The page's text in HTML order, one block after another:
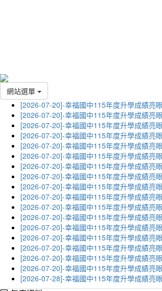
網站選單
[2026-07-20]-幸福國中115年度升學成績亮
[2026-07-20]-幸福國中115年度升學成績亮
[2026-07-20]-幸福國中115年度升學成績亮
[2026-07-20]-幸福國中115年度升學成績亮
[2026-07-20]-幸福國中115年度升學成績亮
[2026-07-20]-幸福國中115年度升學成績亮
[2026-07-20]-幸福國中115年度升學成績亮
[2026-07-20]-幸福國中115年度升學成績亮
[2026-07-20]-幸福國中115年度升學成績亮
[2026-07-20]-幸福國中115年度升學成績亮
[2026-07-20]-幸福國中115年度升學成績亮
[2026-07-20]-幸福國中115年度升學成績亮
[2026-07-20]-幸福國中115年度升學成績亮
[2026-07-20]-幸福國中115年度升學成績亮
[2026-07-20]-幸福國中115年度升學成績亮
[2026-07-20]-幸福國中115年度升學成績亮
[2026-07-20]-幸福國中115年度升學成績亮
[2026-07-28]-幸福國中115年度升學成績亮